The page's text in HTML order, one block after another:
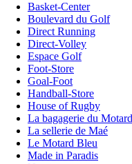
Basket-Center
Boulevard du Golf
Direct Running
Direct-Volley
Espace Golf
Foot-Store
Goal-Foot
Handball-Store
House of Rugby
La bagagerie du Motard
La sellerie de Maé
Le Motard Bleu
Made in Paradis